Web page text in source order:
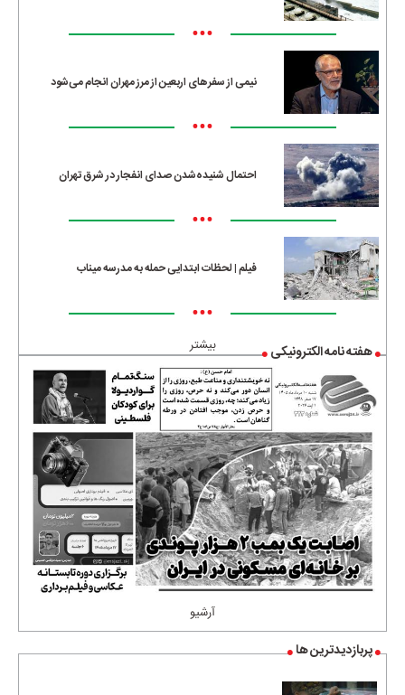
•••
نیمی از سفرهای اربعین از مرز مهران انجام می‌شود
•••
احتمال شنیده‌شدن صدای انفجار در شرق تهران
•••
فیلم | لحظات ابتدایی حمله به مدرسه میناب
•••
بیشتر هفته نامه الکترونیکی
آرشیو
پربازدیدترین ها